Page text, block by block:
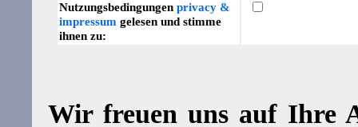
Nutzungsbedingungen privacy &
impressum gelesen und stimme
ihnen zu:
Wir freuen uns auf Ihre